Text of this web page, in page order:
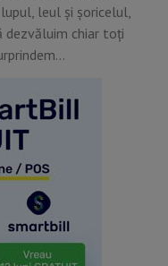
leul și șoricelul,
dezvăluim chiar toți